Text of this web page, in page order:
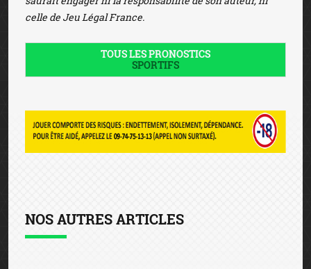
celle de Jeu Légal France.
TOUS LES PRONOSTICS
SPORTIFS
NOS AUTRES ARTICLES